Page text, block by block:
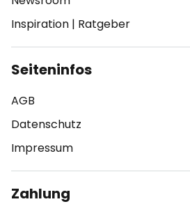
Inspiration | Ratgeber
Seiteninfos
AGB
Datenschutz
Impressum
Zahlung